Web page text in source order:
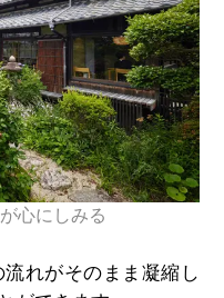
心にしみる
れがそのまま凝縮し